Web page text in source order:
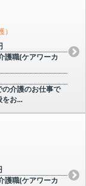
護職(ケアワーカ
介護のお仕事で
をお...
護職(ケアワーカ